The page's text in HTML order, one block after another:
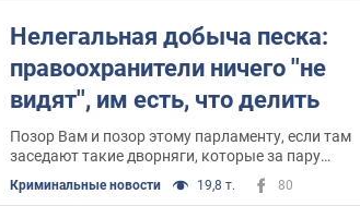
Нелегальная добыча песка:
правоохранители ничего ''не
видят'', им есть, что делить
Позор Вам и позор этому парламенту, если там
заседают такие дворняги, которые за пару
копеек занимаются писаниной, вместо
законотворческой работы...
Криминальные новости 19,8 т. 80